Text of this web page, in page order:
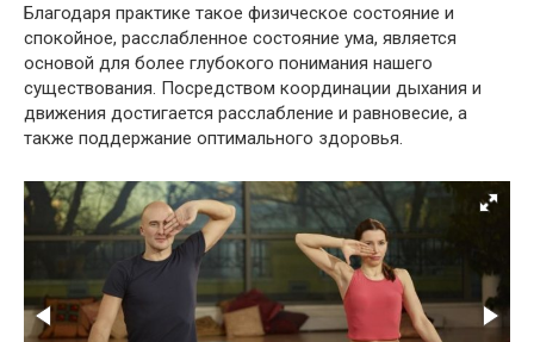
Благодаря практике такое физическое состояние и
спокойное, расслабленное состояние ума, является
основой для более глубокого понимания нашего
существования. Посредством координации дыхания и
движения достигается расслабление и равновесие, а
также поддержание оптимального здоровья.